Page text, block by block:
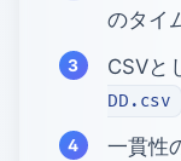
のタイ
CSVと
DD.csv
一貫性